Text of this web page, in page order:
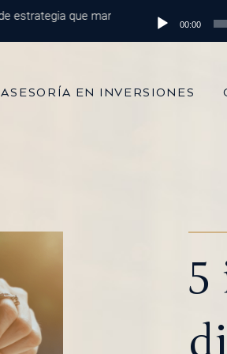
que marca la diferencia Episodio
Reproductor
00:00
ASESORÍA EN INVERSIONES
5